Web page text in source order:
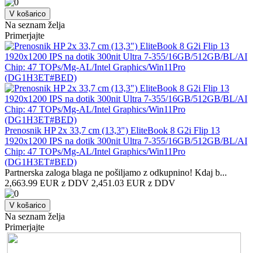
V košarico
Na seznam želja
Primerjajte
Prenosnik HP 2x 33,7 cm (13,3") EliteBook 8 G2i Flip 13
1920x1200 IPS na dotik 300nit Ultra 7-355/16GB/512GB/BL/AI
Chip: 47 TOPs/Mg-AL/Intel Graphics/Win11Pro
(DG1H3ET#BED)
Partnerska zaloga blaga ne pošiljamo z odkupnino! ​Kdaj b...
2,663.99 EUR z DDV 2,451.03 EUR z DDV
V košarico
Na seznam želja
Primerjajte